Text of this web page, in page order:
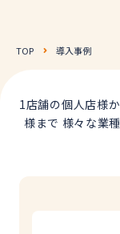
TOP 導入事例
1店舗の個人店様
様まで 様々な業